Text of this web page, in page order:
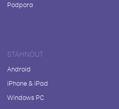
Podpora
STÁHNOUT
Android
iPhone & iPad
Windows PC